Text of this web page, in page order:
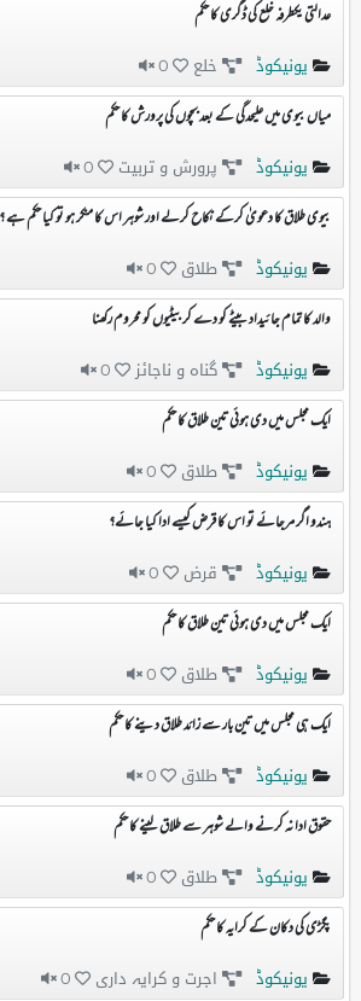
عدالتی یکطرفہ خلع کی ڈگری کا حکم
یونیکوڈ خلع 0
میاں بیوی میں علیحدگی کے بعد بچوں کی پرورش کا حکم
یونیکوڈ پرورش و تربیت 0
بیوی طلاق کا دعویٰ کرکے نکاح کرلے اور شوہر اس کا منکر ہو تو کیا حکم ہے ؟
یونیکوڈ طلاق 0
والد کا تمام جائیداد بیٹے کو دے کر بیٹیوں کو محروم رکھنا
یونیکوڈ گناہ و ناجائز 0
ایک مجلس میں دی ہوئی تین طلاق کا حکم
یونیکوڈ طلاق 0
ہندو اگر مرجائے تو اس کا قرض کیسے ادا کیا جائے؟
یونیکوڈ قرض 0
ایک مجلس میں دی ہوئی تین طلاق کا حکم
یونیکوڈ طلاق 0
ایک ہی مجلس میں تین بار سے زائد طلاق دینے کا حکم
یونیکوڈ طلاق 0
حقوق ادا نہ کرنے والے شوہر سے طلاق لینے کا حکم
یونیکوڈ طلاق 0
پگڑی کی دکان کے کرایہ کا حکم
یونیکوڈ اجرت و کرایہ داری 0